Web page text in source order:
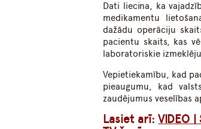
Dati liecina, ka
medikamentu
dažādu operāciju
pacientu skaits, kas
laboratoriskie
Vepietiekamību, kad
pieaugumu, kad
zaudējumus veselības
Lasiet arī:VIDEO